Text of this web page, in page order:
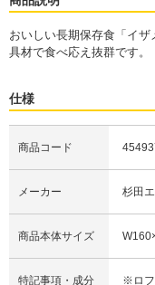
おいしい長期保存食「イ
具材で食べ応え抜群です。
仕様
商品コード
メーカー 杉田
商品本体サイズ
特記事項・成分
※ロフ